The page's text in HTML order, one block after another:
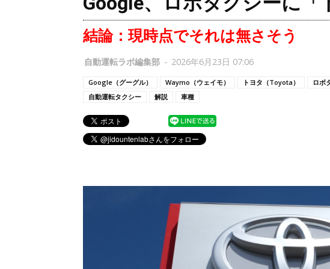
結論：現時点でそれは無さそう
自動運転ラボ編集部 - 2026年6月23日 07:06
Google（グーグル） Waymo（ウェイモ） トヨタ（Toyota） ロボ
自動運転タクシー
解説 車種